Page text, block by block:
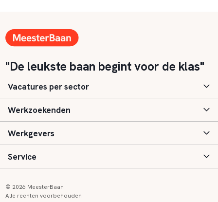
"De leukste baan begint voor de klas"
Vacatures per sector
Basisonderwijs
Speciaal (basis) onderwijs
Voortgezet onderwijs
Werkzoekenden
Aanmelden
Vacatures
Werkgevers
Inloggen
Service
© 2026 MeesterBaan
Alle rechten voorbehouden